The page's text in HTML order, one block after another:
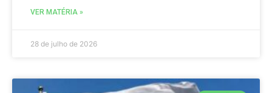
VER MATÉRIA »
28 de julho de 2026